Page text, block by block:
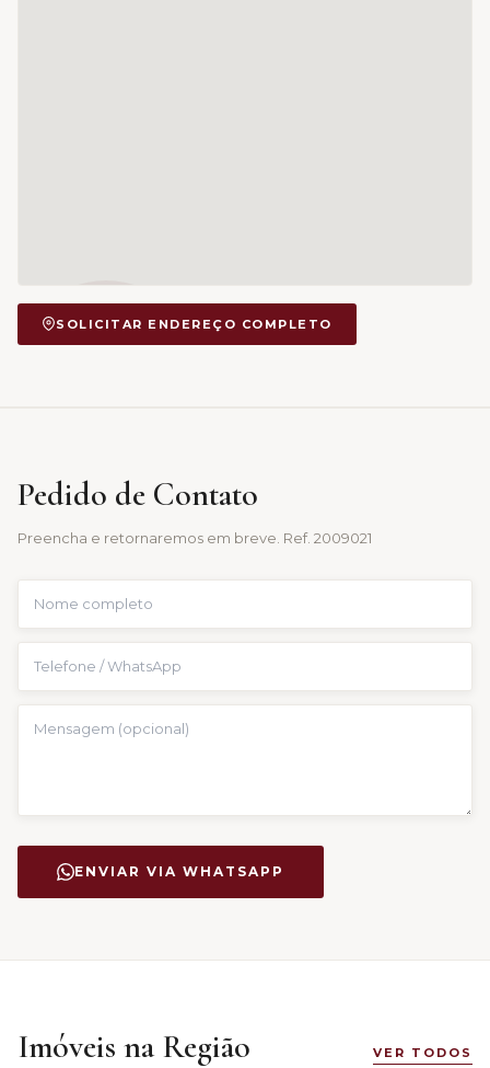
SOLICITAR ENDEREÇO COMPLETO
Pedido de Contato
Preencha e retornaremos em breve. Ref. 2009021
ENVIAR VIA WHATSAPP
Imóveis na Região VER TODOS